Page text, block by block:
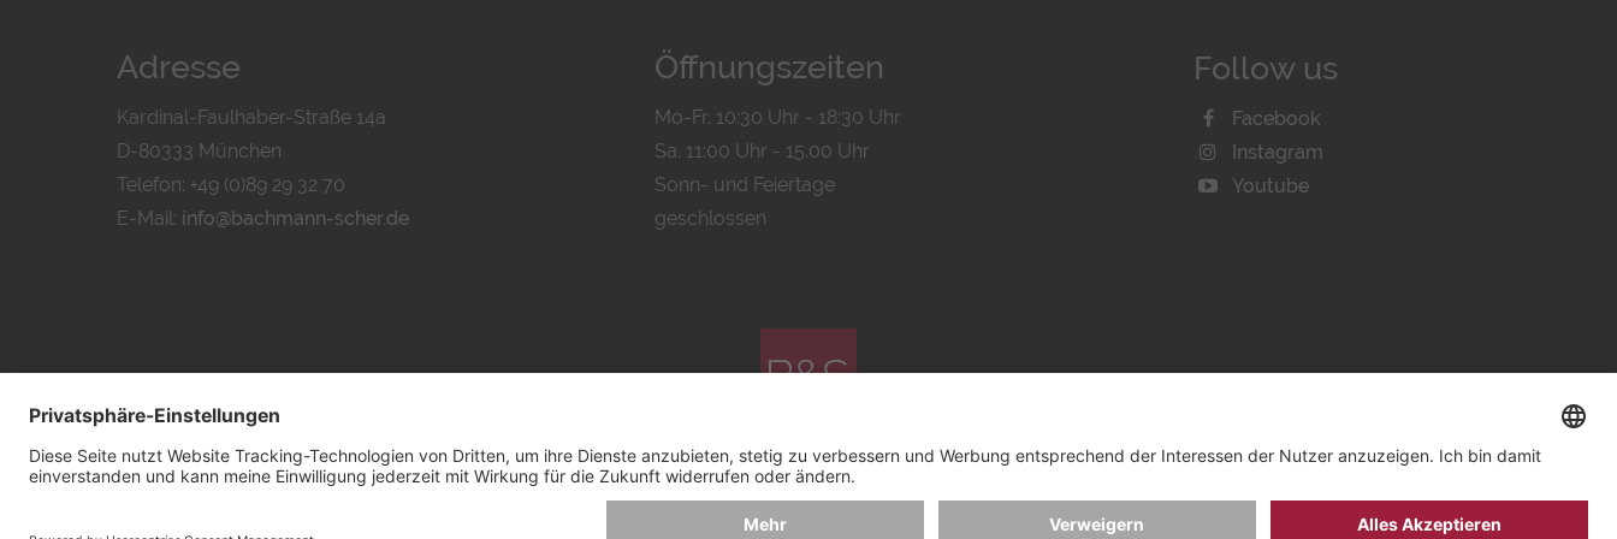
Adresse
Kardinal-Faulhaber-Straße 14a
D-80333 München
Telefon: +49 (0)89 29 32 70
E-Mail: info@bachmann-scher.de
Öffnungszeiten
Mo-Fr. 10:30 Uhr - 18:30 Uhr
Sa. 11:00 Uhr - 15.00 Uhr
Sonn- und Feiertage
geschlossen
Follow us
Facebook
Instagram
Youtube
© 2026 by Bachmann & Scher GmbH / Watchandco GmbH